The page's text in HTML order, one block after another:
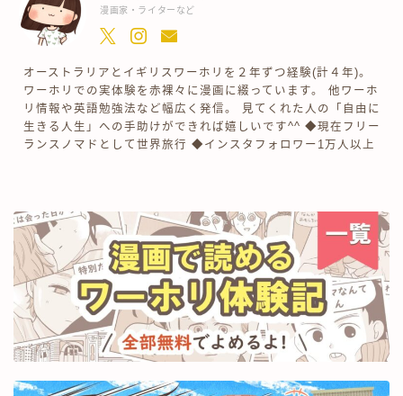
漫画家・ライターなど
オーストラリアとイギリスワーホリを２年ずつ経験(計４年)。
ワーホリでの実体験を赤裸々に漫画に綴っています。 他ワーホ
リ情報や英語勉強法など幅広く発信。 見てくれた人の「自由に
生きる人生」への手助けができれば嬉しいです^^ ◆現在フリー
ランスノマドとして世界旅行 ◆インスタフォロワー1万人以上